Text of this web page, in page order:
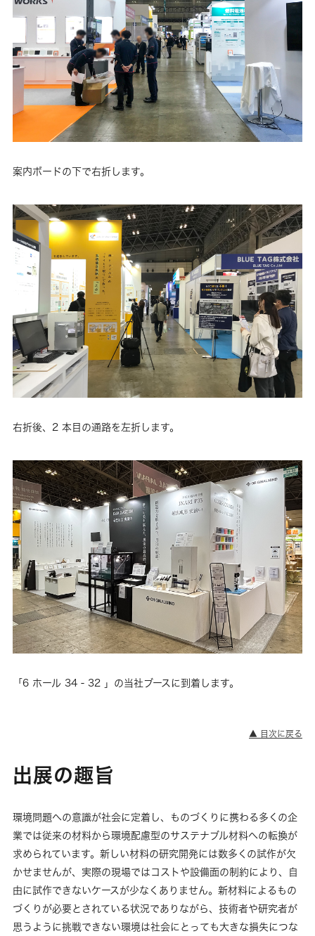
案内ボードの下で右折します。
右折後、2 本目の通路を左折します。
「6 ホール 34 - 32 」の当社ブースに到着します。
▲ 目次に戻る
出展の趣旨
環境問題への意識が社会に定着し、ものづくりに携わる多くの企
業では従来の材料から環境配慮型のサステナブル材料への転換が
求められています。新しい材料の研究開発には数多くの試作が欠
かせませんが、実際の現場ではコストや設備面の制約により、自
由に試作できないケースが少なくありません。新材料によるもの
づくりが必要とされている状況でありながら、技術者や研究者が
思うように挑戦できない環境は社会にとっても大きな損失につな